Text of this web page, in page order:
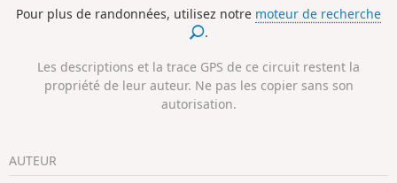
Pour plus de randonnées, utilisez notre moteur de recherche
.
Les descriptions et la trace GPS de ce circuit restent la
propriété de leur auteur. Ne pas les copier sans son
autorisation.
AUTEUR